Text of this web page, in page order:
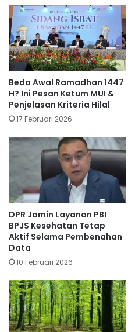
Beda Awal Ramadhan 1447
H? Ini Pesan Ketum MUI &
Penjelasan Kriteria Hilal
17 Februari 2026
DPR Jamin Layanan PBI
BPJS Kesehatan Tetap
Aktif Selama Pembenahan
Data
10 Februari 2026